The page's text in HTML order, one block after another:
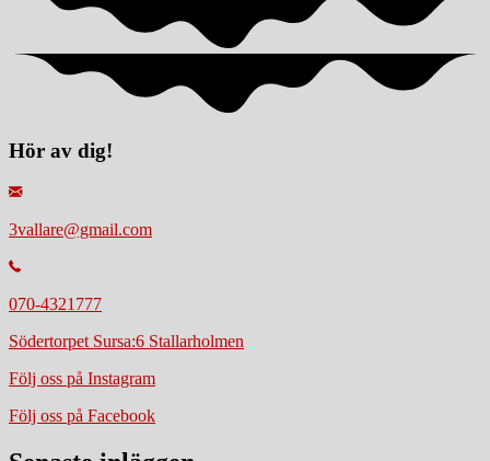
Hör av dig!
3vallare@gmail.com
070-4321777
Södertorpet Sursa:6 Stallarholmen
Följ oss på Instagram
Följ oss på Facebook